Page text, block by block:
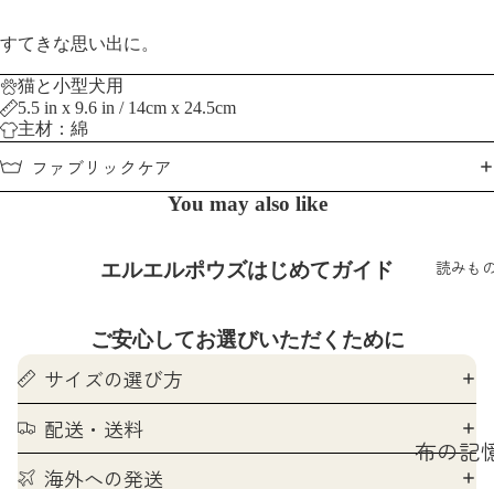
読みも
布の記
すてきな思い出に。
猫と小型犬用
5.5 in x 9.6 in / 14cm x 24.5cm
主材：綿
ファブリックケア
You may also like
エルエルポウズはじめてガイド
ご安心してお選びいただくために
サイズの選び方
配送・送料
海外への発送